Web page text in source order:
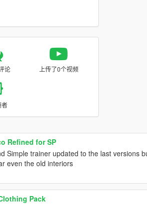
论 上传了0个视频
者
Refined for SP
Simple trainer updated to the last versions
even the old interiors
Pack